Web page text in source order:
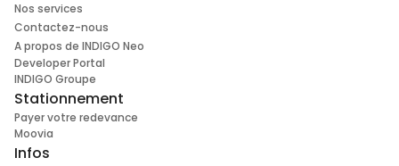
Nos services
Contactez-nous
A propos de INDIGO Neo
Developer Portal
INDIGO Groupe
Stationnement
Payer votre redevance
Moovia
Infos